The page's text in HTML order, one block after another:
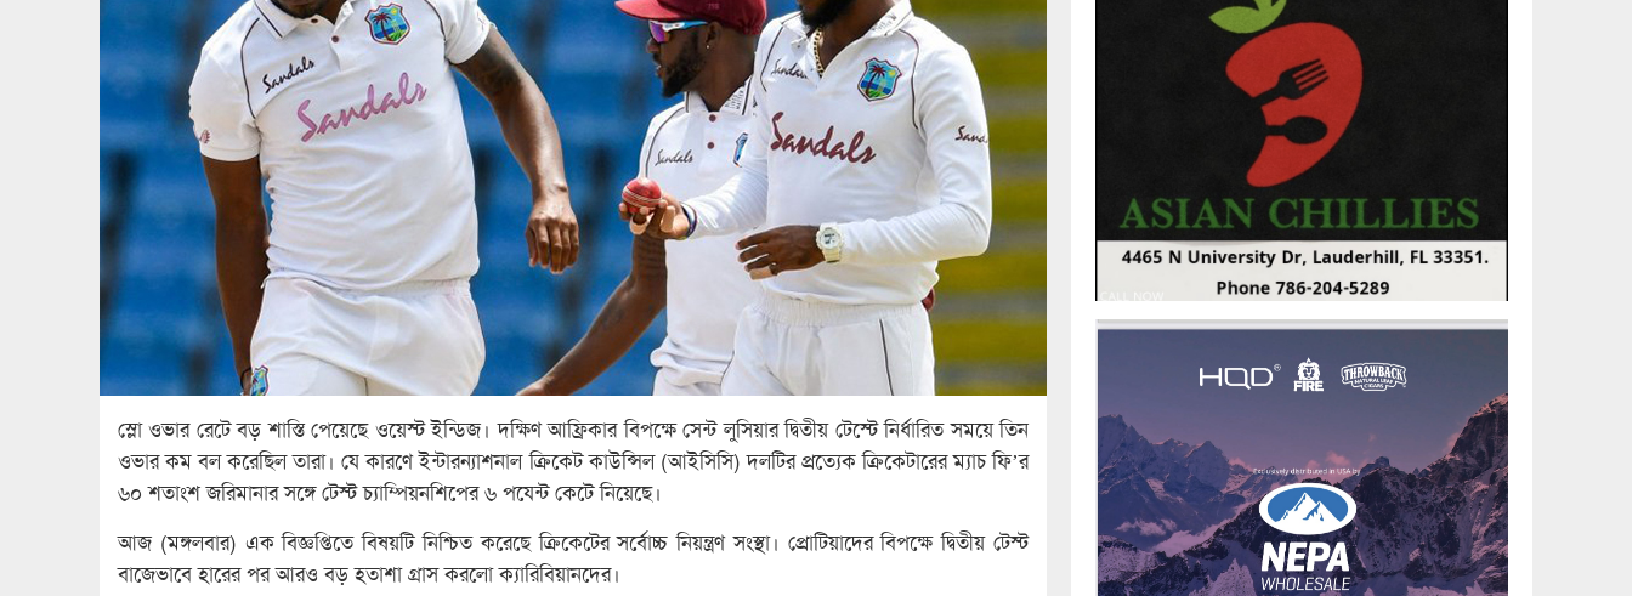
স্লো ওভার রেটে বড় শাস্তি পেয়েছে ওয়েস্ট ইন্ডিজ। দক্ষিণ আফ্রিকার বিপক্ষে সেন্ট লুসিয়ার দ্বিতীয় টেস্টে নির্ধারিত সময়ে তিন
ওভার কম বল করেছিল তারা। যে কারণে ইন্টারন্যাশনাল ক্রিকেট কাউন্সিল (আইসিসি) দলটির প্রত্যেক ক্রিকেটারের ম্যাচ ফি’র
৬০ শতাংশ জরিমানার সঙ্গে টেস্ট চ্যাম্পিয়নশিপের ৬ পযেন্ট কেটে নিয়েছে।
আজ (মঙ্গলবার) এক বিজ্ঞপ্তিতে বিষয়টি নিশ্চিত করেছে ক্রিকেটের সর্বোচ্চ নিয়ন্ত্রণ সংস্থা। প্রোটিয়াদের বিপক্ষে দ্বিতীয় টেস্ট
বাজেভাবে হারের পর আরও বড় হতাশা গ্রাস করলো ক্যারিবিয়ানদের।